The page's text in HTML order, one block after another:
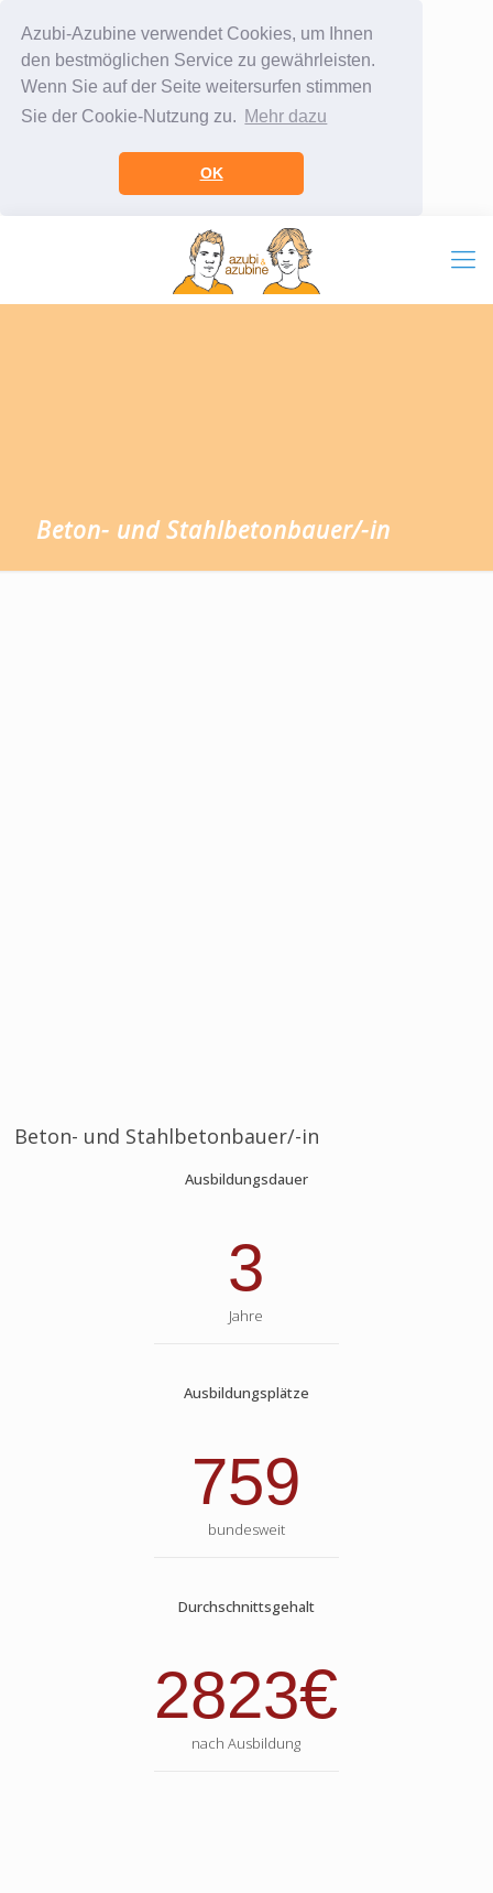
Azubi-Azubine verwendet Cookies, um Ihnen
den bestmöglichen Service zu gewährleisten.
Wenn Sie auf der Seite weitersurfen stimmen
Sie der Cookie-Nutzung zu. Mehr dazu
OK
Beton- und Stahlbetonbauer/-in
Beton- und Stahlbetonbauer/-in
Ausbildungsdauer
3
Jahre
Ausbildungsplätze
759
bundesweit
Durchschnittsgehalt
2823€
nach Ausbildung